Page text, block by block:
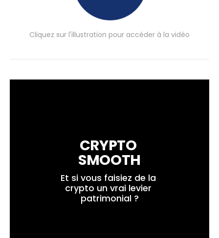
Cliquez sur l'illustration pour accéder à la vidéo
CRYPTO
SMOOTH
Et si vous faisiez de la
crypto un vrai levier
patrimonial ?